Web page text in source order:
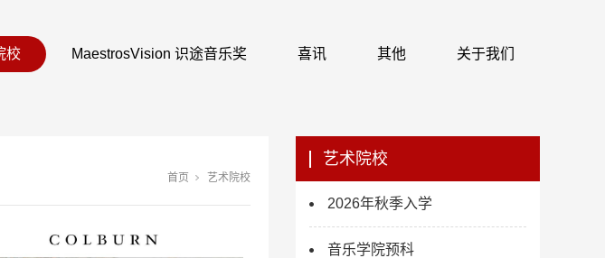
校 MaestrosVision 识途音乐奖 喜讯 其他 关于我们
首页 艺术院校
艺术院校
2026年秋季入学
音乐学院预科